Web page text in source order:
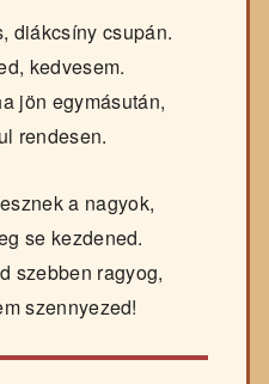
diákcsíny csupán.
kedvesem.
jön egymásután,
rendesen.
a nagyok,
se kezdened.
szebben ragyog,
szennyezed!